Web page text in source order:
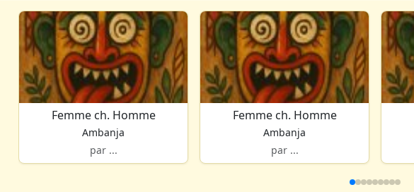
Femme ch. Homme
Ambanja
par ...
Femme ch. Homme
Ambanja
par ...